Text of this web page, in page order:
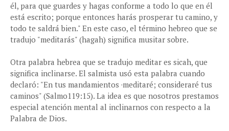
él, para que guardes y hagas conforme a todo lo que en él
está escrito; porque entonces harás prosperar tu camino, y
todo te saldrá bien." En este caso, el término hebreo que se
tradujo "meditarás" (hagah) significa musitar sobre.
Otra palabra hebrea que se tradujo meditar es sicah, que
significa inclinarse. El salmista usó esta palabra cuando
declaró: "En tus mandamientos ·meditaré; consideraré tus
caminos" (Salmo119:15). La idea es que nosotros prestamos
especial atención mental al inclinarnos con respecto a la
Palabra de Dios.